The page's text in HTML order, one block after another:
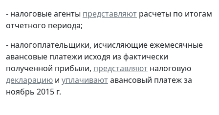
- налоговые агенты представляют расчеты по итогам
отчетного периода;
- налогоплательщики, исчисляющие ежемесячные
авансовые платежи исходя из фактически
полученной прибыли, представляют налоговую
декларацию и уплачиваютавансовый платеж за
ноябрь 2015 г.